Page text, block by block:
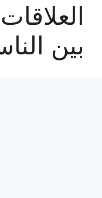
بين